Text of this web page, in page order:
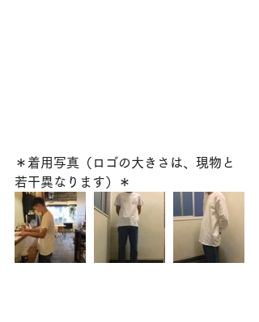
＊着用写真（ロゴの大きさは、現物と
若干異なります）＊